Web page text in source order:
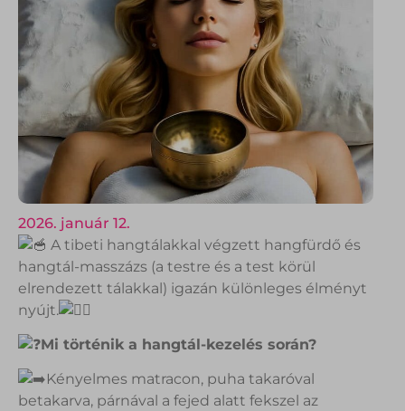
2026. január 12.
A tibeti hangtálakkal végzett hangfürdő és
hangtál-masszázs (a testre és a test körül
elrendezett tálakkal) igazán különleges élményt
nyújt.
Mi történik a hangtál-kezelés során?
Kényelmes matracon, puha takaróval
betakarva, párnával a fejed alatt fekszel az